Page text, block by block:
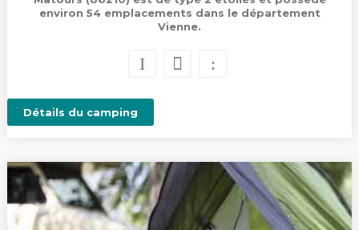
environ 54 emplacements dans le département
Vienne.
Détails du camping